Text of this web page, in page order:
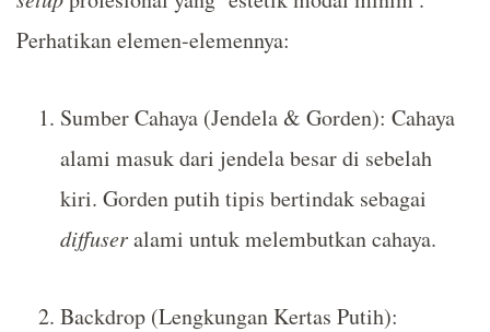
Perhatikan elemen-elemennya:
Sumber Cahaya (Jendela & Gorden): Cahaya
alami masuk dari jendela besar di sebelah
kiri. Gorden putih tipis bertindak sebagai
diffuseralami untuk melembutkan cahaya.
Backdrop (Lengkungan Kertas Putih):